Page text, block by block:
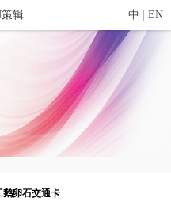
辑 中 EN
鹅卵石交通卡